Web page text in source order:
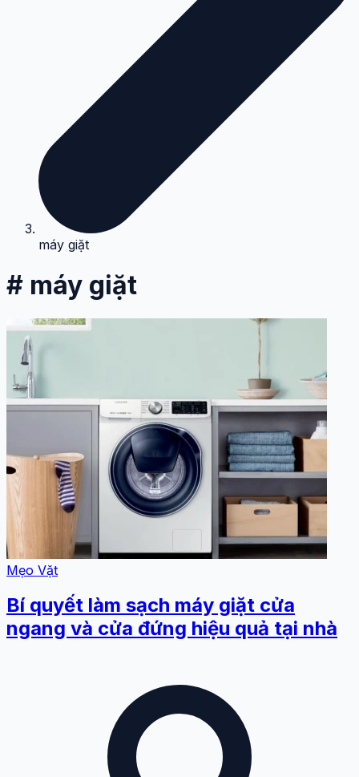
máy giặt
# máy giặt
Mẹo Vặt
Bí quyết làm sạch máy giặt cửa
ngang và cửa đứng hiệu quả tại nhà